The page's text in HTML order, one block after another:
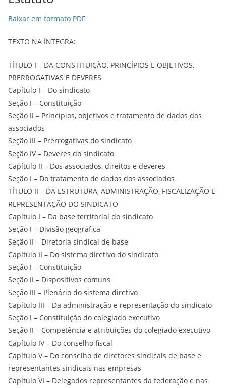
Baixar em formato PDF
TEXTO NA ÍNTEGRA:
TÍTULO I – DA CONSTITUIÇÃO, PRINCÍPIOS E OBJETIVOS,
PRERROGATIVAS E DEVERES
Capítulo I – Do sindicato
Seção I – Constituição
Seção II – Princípios, objetivos e tratamento de dados dos
associados
Seção III – Prerrogativas do sindicato
Seção IV – Deveres do sindicato
Capítulo II – Dos associados, direitos e deveres
Seção I – Do tratamento de dados dos associados
TÍTULO II – DA ESTRUTURA, ADMINISTRAÇÃO, FISCALIZAÇÃO E
REPRESENTAÇÃO DO SINDICATO
Capítulo I – Da base territorial do sindicato
Seção I – Divisão geográfica
Seção II – Diretoria sindical de base
Capítulo II – Do sistema diretivo do sindicato
Seção I – Constituição
Seção II – Dispositivos comuns
Seção III – Plenário do sistema diretivo
Capítulo III – Da administração e representação do sindicato
Seção I – Constituição do colegiado executivo
Seção II – Competência e atribuições do colegiado executivo
Capítulo IV – Do conselho fiscal
Capítulo V – Do conselho de diretores sindicais de base e
representantes sindicais nas empresas
Capítulo VI – Delegados representantes da federação e nas